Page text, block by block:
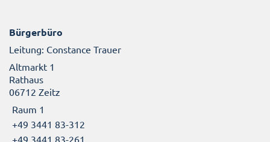
Bürgerbüro
Leitung: Constance Trauer
Altmarkt 1
Rathaus
06712 Zeitz
Raum 1
+49 3441 83-312
+49 3441 83-261